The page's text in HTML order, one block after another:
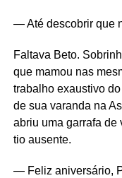
— Até descobrir que
Faltava Beto.
que mamou nas
trabalho exaustivo
de sua varanda na
abriu uma garrafa de
tio ausente.
— Feliz aniversário,